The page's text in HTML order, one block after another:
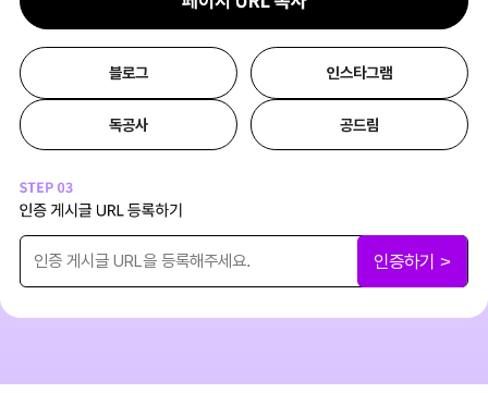
블로그 인스타그램
독공사 공드림
인증하기 >